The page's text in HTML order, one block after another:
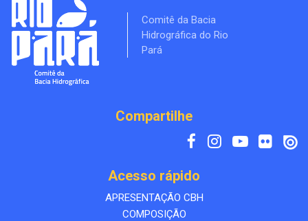
Comitê da Bacia
Hidrográfica do Rio
Pará
Compartilhe
Acesso rápido
APRESENTAÇÃO CBH
COMPOSIÇÃO